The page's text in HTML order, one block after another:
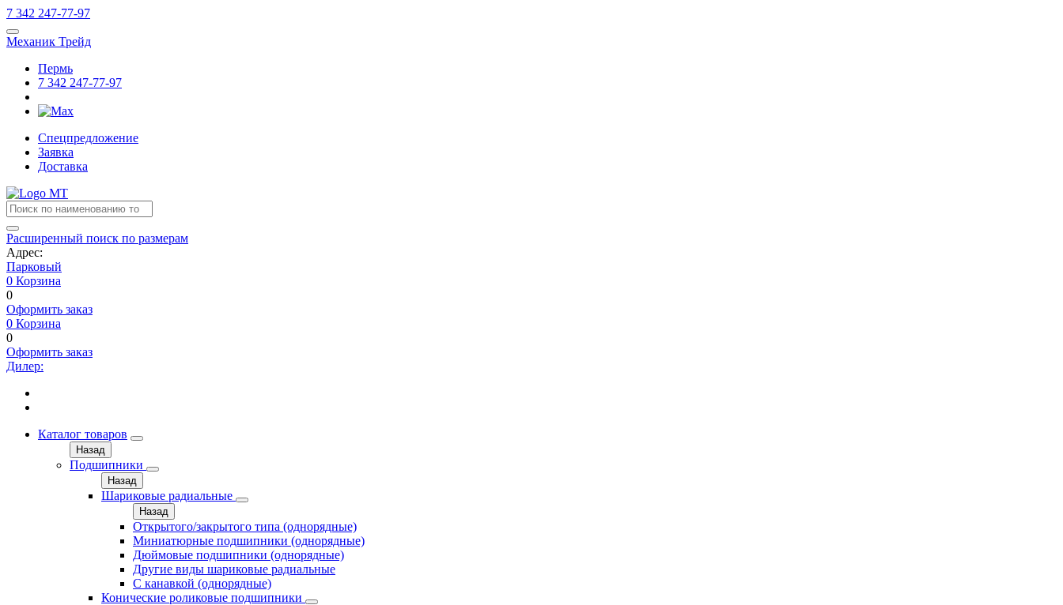
7 342 247-77-97
Механик Трейд
Пермь
7 342 247-77-97
Спецпредложение
Заявка
Доставка
Расширенный поиск по размерам
Адрес:
Парковый
0 Корзина
0
Оформить заказ
0 Корзина
0
Оформить заказ
Дилер:
Каталог товаров
Назад
Подшипники
Назад
Шариковые радиальные
Назад
Открытого/закрытого типа (однорядные)
Миниатюрные подшипники (однорядные)
Дюймовые подшипники (однорядные)
Другие виды шариковые радиальные
С канавкой (однорядные)
Конические роликовые подшипники